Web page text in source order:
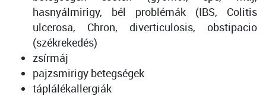
hasnyálmirigy, bél problémák (IBS, Colitis
ulcerosa, Chron, diverticulosis, obstipacio
(székrekedés)
zsírmáj
pajzsmirigy betegségek
táplálékallergiák